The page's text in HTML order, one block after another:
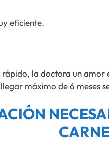
eficiente.
la doctora un
máximo de 6 meses